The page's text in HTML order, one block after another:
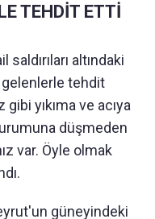
TEHDİT ETTİ
altındaki
gelenlerle tehdit
yıkıma ve acıya
düşmeden
var. Öyle olmak
güneyindeki